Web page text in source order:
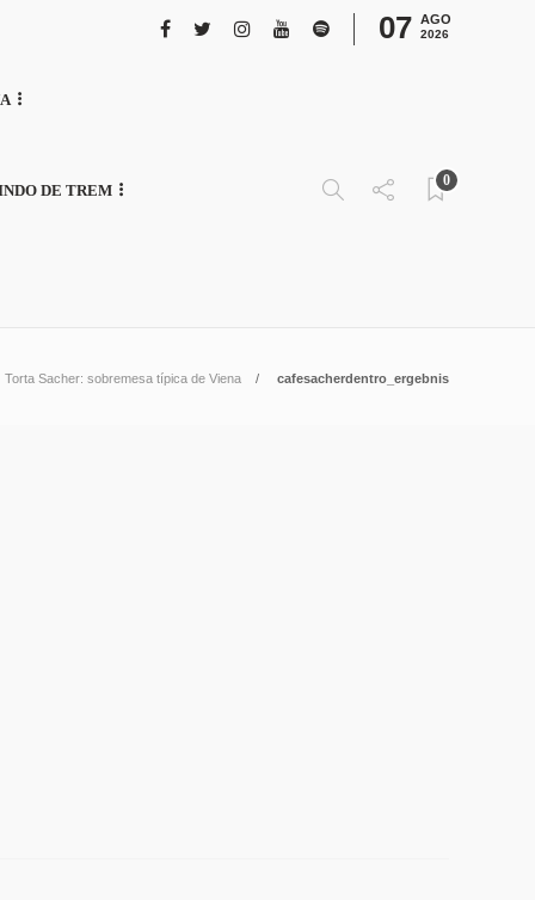
07 AGO
2026
DE TREM
0
Torta Sacher: sobremesa típica de Viena cafesacherdentro_ergebnis